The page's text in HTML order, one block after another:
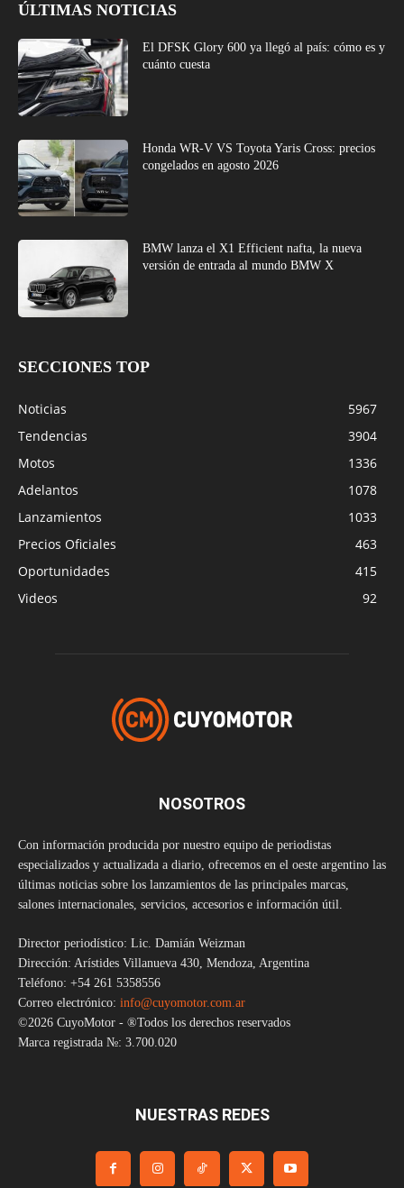
ÚLTIMAS NOTICIAS
El DFSK Glory 600 ya llegó al país: cómo es y
cuánto cuesta
Honda WR-V VS Toyota Yaris Cross: precios
congelados en agosto 2026
BMW lanza el X1 Efficient nafta, la nueva
versión de entrada al mundo BMW X
SECCIONES TOP
Noticias
5967
Tendencias
3904
Motos
1336
Adelantos
1078
Lanzamientos
1033
Precios Oficiales
463
Oportunidades
415
Videos
92
NOSOTROS
Con información producida por nuestro equipo de periodistas
especializados y actualizada a diario, ofrecemos en el oeste argentino las
últimas noticias sobre los lanzamientos de las principales marcas,
salones internacionales, servicios, accesorios e información útil.
Director periodístico: Lic. Damián Weizman
Dirección: Arístides Villanueva 430, Mendoza, Argentina
Teléfono: +54 261 5358556
Correo electrónico: info@cuyomotor.com.ar
©2026 CuyoMotor - ®Todos los derechos reservados
Marca registrada №: 3.700.020
NUESTRAS REDES